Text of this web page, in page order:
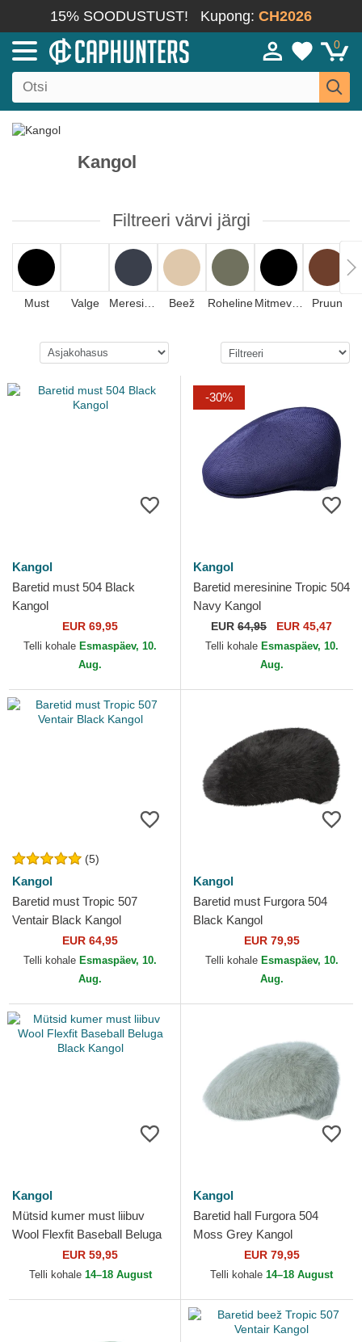
15% SOODUSTUST! Kupong: CH2026
0
Kangol
Filtreeri värvi järgi
Must Valge Beež Roheline Pruun
Kangol
Baretid must 504 Black
Kangol
EUR 69,95
Telli kohale Esmaspäev, 10.
Aug.
-30%
Kangol
Baretid meresinine Tropic 504
Navy Kangol
EUR 64,95 EUR 45,47
Telli kohale Esmaspäev, 10.
Aug.
(5)
Kangol
Baretid must Tropic 507
Ventair Black Kangol
EUR 64,95
Telli kohale Esmaspäev, 10.
Aug.
Kangol
Baretid must Furgora 504
Black Kangol
EUR 79,95
Telli kohale Esmaspäev, 10.
Aug.
Kangol
Mütsid kumer must liibuv
Wool Flexfit Baseball Beluga
Black KangolEUR 59,95
Telli kohale 14–18 August
Kangol
Baretid hall Furgora 504
Moss Grey Kangol
EUR 79,95
Telli kohale 14–18 August